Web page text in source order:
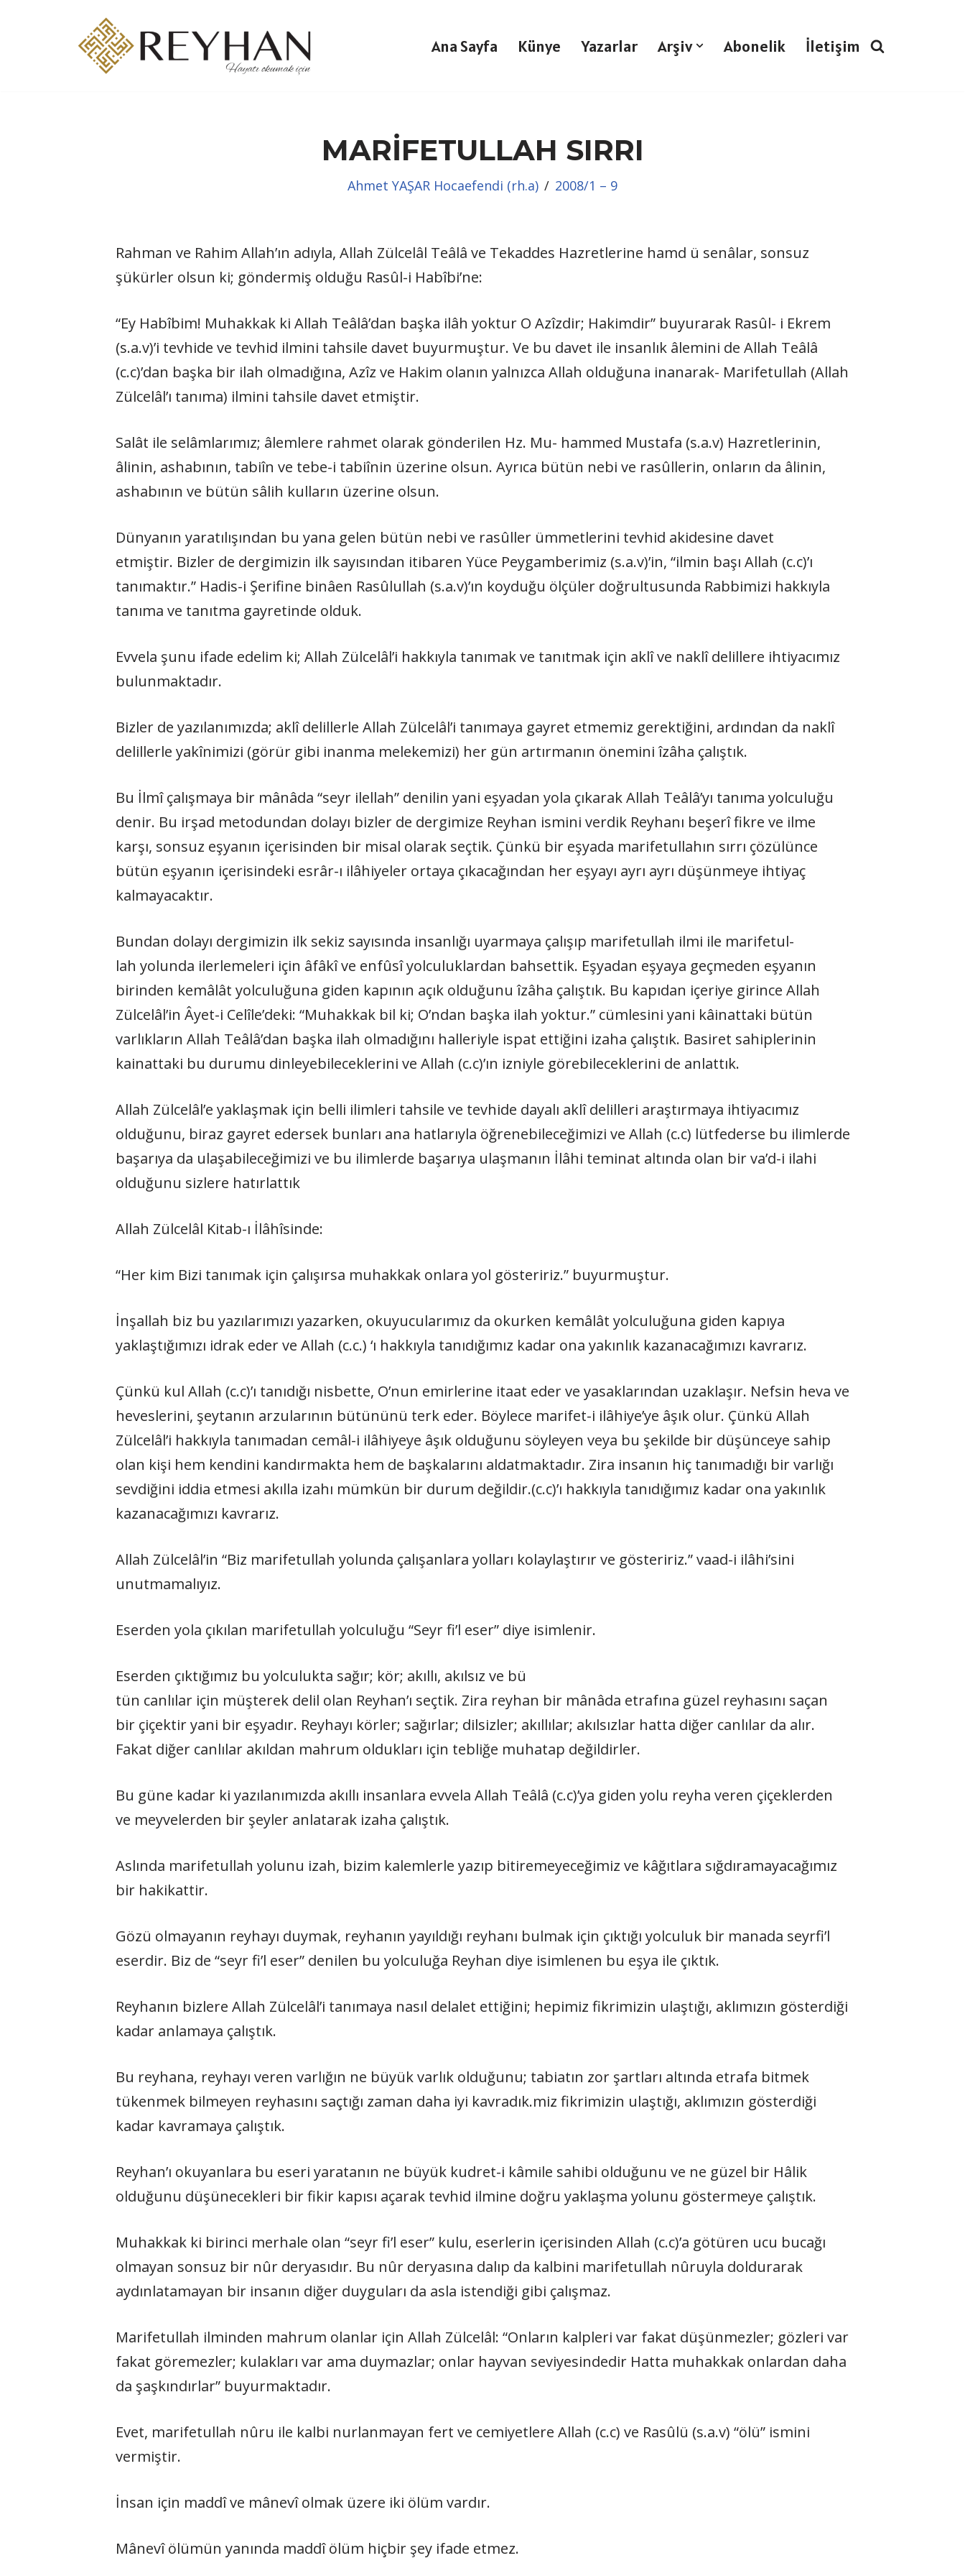
Ana Sayfa Künye Yazarlar Arşiv Abonelik İletişim
MARİFETULLAH SIRRI
Ahmet YAŞAR Hocaefendi (rh.a) 2008/1 – 9
Rahman ve Rahim Allah’ın adıyla, Allah Zülcelâl Teâlâ ve Tekaddes Hazretlerine hamd ü senâlar, sonsuz
şükürler olsun ki; göndermiş olduğu Rasûl-i Habîbi’ne:
“Ey Habîbim! Muhakkak ki Al­lah Teâlâ’dan başka ilâh yoktur O Azîzdir; Hakimdir” buyurarak Rasûl- i Ekrem
(s.a.v)’i tevhide ve tevhid ilmini tahsile davet buyurmuştur. Ve bu davet ile insanlık âlemini de Allah Teâlâ
(c.c)’dan başka bir ilah olmadığına, Azîz ve Hakim olanın yalnızca Allah olduğuna inanarak- Marifetullah (Allah
Zülcelâl’ı tanı­ma) ilmini tahsile davet etmiştir.
Salât ile selâmlarımız; âlemlere rahmet olarak gönderilen Hz. Mu- hammed Mustafa (s.a.v) Hazretleri­nin,
âlinin, ashabının, tabiîn ve tebe-i tabiînin üzerine olsun. Ayrıca bütün nebi ve rasûllerin, onların da âlinin,
ashabının ve bütün sâlih kulların üzerine olsun.
Dünyanın yaratılışından bu yana gelen bütün nebi ve rasûller ümmetlerini tevhid akidesine davet
etmiştir. Bizler de dergimizin ilk sa­yısından itibaren Yüce Peygamberi­miz (s.a.v)’in, “ilmin başı Allah (c.c)’ı
tanımaktır.” Hadis-i Şerifine binâen Rasûlullah (s.a.v)’ın koyduğu ölçüler doğrultusunda Rabbimizi hakkıyla
tanıma ve tanıtma gayretinde ol­duk.
Evvela şunu ifade edelim ki; Allah Zülcelâl’i hakkıyla tanımak ve tanıtmak için aklî ve naklî delillere ihtiyacımız
bulunmaktadır.
Bizler de yazılanımızda; aklî de­lillerle Allah Zülcelâl’i tanımaya gay­ret etmemiz gerektiğini, ardından da naklî
delillerle yakînimizi (görür gibi inanma melekemizi) her gün artırmanın önemini îzâha çalıştık.
Bu İlmî çalışmaya bir mânâda “seyr ilellah” denilin yani eşyadan yola çıkarak Allah Teâlâ’yı tanıma yolculuğu
denir. Bu irşad meto­dundan dolayı bizler de dergimize Reyhan ismini verdik Reyhanı be­şerî fikre ve ilme
karşı, sonsuz eş­yanın içerisinden bir misal olarak seçtik. Çünkü bir eşyada marifetullahın sırrı çözülünce
bütün eşyanın içerisindeki esrâr-ı ilâhiyeler ortaya çıkacağından her eşyayı ayrı ayrı dü­şünmeye ihtiyaç
kalmayacaktır.
Bundan dolayı dergimizin ilk sekiz sayısında insanlığı uyarmaya çalışıp marifetullah ilmi ile marifetul-
lah yolunda ilerlemeleri için âfâkî ve enfûsî yolculuklardan bahsettik. Eşyadan eşyaya geçmeden eş­yanın
birinden kemâlât yolculuğuna giden kapının açık olduğunu îzâha çalıştık. Bu kapıdan içeriye girince Allah
Zülcelâl’in Âyet-i Celîle’deki: “Muhakkak bil ki; O’ndan başka ilah yoktur.” cümlesini yani kâinat­taki bütün
varlıkların Allah Teâlâ’dan başka ilah olmadığını halleriyle ispat ettiğini izaha çalıştık. Basiret sahiple­rinin
kainattaki bu durumu dinleye­bileceklerini ve Allah (c.c)’ın izniyle görebileceklerini de anlattık.
Allah Zülcelâl’e yaklaşmak için belli ilimleri tahsile ve tevhide dayalı aklî delilleri araştırmaya ihtiyacımız
olduğunu, biraz gayret edersek bunları ana hatlarıyla öğrenebileceğimizi ve Allah (c.c) lütfederse bu ilimler­de
başarıya da ulaşabileceğimizi ve bu ilimlerde başarıya ulaşmanın İlâhi teminat altında olan bir va’d-i ilahi
olduğunu sizlere hatırlattık
Allah Zülcelâl Kitab-ı İlâhîsinde:
“Her kim Bizi tanımak için ça­lışırsa muhakkak onlara yol gösteri­riz.” buyurmuştur.
İnşallah biz bu yazılarımızı ya­zarken, okuyucularımız da okurken kemâlât yolculuğuna giden kapıya
yaklaştığımızı idrak eder ve Allah (c.c.) ‘ı hakkıyla tanıdığımız kadar ona yakınlık kazanacağımızı kavrarız.
Çünkü kul Allah (c.c)’ı tanıdı­ğı nisbette, O’nun emirlerine ita­at eder ve yasaklarından uzaklaşır. Nefsin heva ve
heveslerini, şeyta­nın arzularının bütününü terk eder. Böylece marifet-i ilâhiye’ye âşık olur. Çünkü Allah
Zülcelâl’i hakkıy­la tanımadan cemâl-i ilâhiyeye âşık olduğunu söyleyen veya bu şekilde bir düşünceye sahip
olan kişi hem kendini kandırmakta hem de başka­larını aldatmaktadır. Zira insanın hiç tanımadığı bir varlığı
sevdiğini iddia etmesi akılla izahı mümkün bir du­rum değildir.(c.c)’ı hakkıyla tanıdığımız kadar ona yakınlık
kazanacağımızı kavrarız.
Allah Zülcelâl’in “Biz marifetullah yolunda çalışanlara yolları kolaylaştırır ve gösteririz.” vaad-i ilâhi’sini
unutmamalıyız.
Eserden yola çıkılan marifetullah yolculuğu “Seyr fi’l eser” diye isimlenir.
Eserden çıktığımız bu yolcu­lukta sağır; kör; akıllı, akılsız ve bü­
tün canlılar için müşterek delil olan Reyhan’ı seçtik. Zira reyhan bir mânâda etrafına güzel reyhasını sa­çan
bir çiçektir yani bir eşyadır. Reyhayı körler; sağırlar; dilsizler; akıllılar; akılsızlar hatta diğer canlılar da alır.
Fakat diğer canlılar akıldan mahrum oldukları için tebliğe mu­hatap değildirler.
Bu güne kadar ki yazılanımız­da akıllı insanlara evvela Allah Teâlâ (c.c)’ya giden yolu reyha veren çi­çeklerden
ve meyvelerden bir şey­ler anlatarak izaha çalıştık.
Aslında marifetullah yolunu izah, bizim kalemlerle yazıp bitire­meyeceğimiz ve kâğıtlara sığdıramayacağımız
bir hakikattir.
Gözü olmayanın reyhayı duy­mak, reyhanın yayıldığı reyhanı bul­mak için çıktığı yolculuk bir manada seyrfi’l
eserdir. Biz de “seyr fi’l eser” denilen bu yolculuğa Reyhan diye isimlenen bu eşya ile çıktık.
Reyhanın bizlere Allah Zülcelâl’i tanımaya nasıl delalet ettiğini; hepimiz fikrimizin ulaştığı, aklımızın gösterdiği
kadar anlamaya çalıştık.
Bu reyhana, reyhayı veren var­lığın ne büyük varlık olduğunu; ta­biatın zor şartları altında etrafa bit­mek
tükenmek bilmeyen reyhasını saçtığı zaman daha iyi kavradık.miz fikrimizin ulaştığı, aklımızın gös­terdiği
kadar kavramaya çalıştık.
Reyhan’ı okuyanlara bu eseri yaratanın ne büyük kudret-i kâmile sahibi olduğunu ve ne güzel bir Hâlik
olduğunu düşünecekleri bir fikir kapısı açarak tevhid ilmine doğru yaklaşma yolunu göstermeye çalış­tık.
Muhakkak ki birinci merhale olan “seyr fi’l eser” kulu, eserlerin içerisinden Allah (c.c)’a götüren ucu bucağı
olmayan sonsuz bir nûr deryasıdır. Bu nûr deryasına dalıp da kalbini marifetullah nûruyla dol­durarak
aydınlatamayan bir insanın diğer duyguları da asla istendiği gibi çalışmaz.
Marifetullah ilminden mahrum olanlar için Allah Zülcelâl: “Onların kalpleri var fakat düşünmezler; göz­leri var
fakat göremezler; kulakları var ama duymazlar; onlar hayvan seviyesindedir Hatta muhakkak on­lardan daha
da şaşkındırlar” buyur­maktadır.
Evet, marifetullah nûru ile kal­bi nurlanmayan fert ve cemiyetlere Allah (c.c) ve Rasûlü (s.a.v) “ölü” is­mini
vermiştir.
İnsan için maddî ve mânevî ol­mak üzere iki ölüm vardır.
Mânevî ölümün yanında maddî ölüm hiçbir şey ifade etmez.